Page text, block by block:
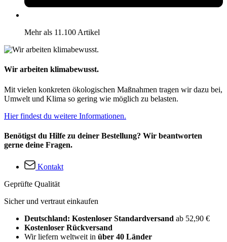
Mehr als 11.100 Artikel
Wir arbeiten klimabewusst.
Mit vielen konkreten ökologischen Maßnahmen tragen wir dazu bei,
Umwelt und Klima so gering wie möglich zu belasten.
Hier findest du weitere Informationen.
Benötigst du Hilfe zu deiner Bestellung? Wir beantworten
gerne deine Fragen.
Kontakt
Geprüfte Qualität
Sicher und vertraut einkaufen
Deutschland: Kostenloser Standardversand ab 52,90 €
Kostenloser Rückversand
Wir liefern weltweit in über 40 Länder